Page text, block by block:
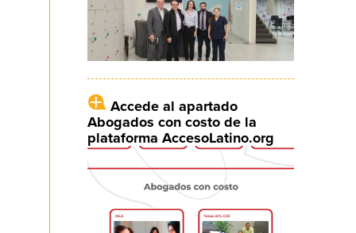
Accede al apartado
Abogados con costo de la
plataforma AccesoLatino.org